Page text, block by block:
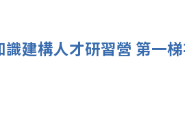
建構人才研習營 第一